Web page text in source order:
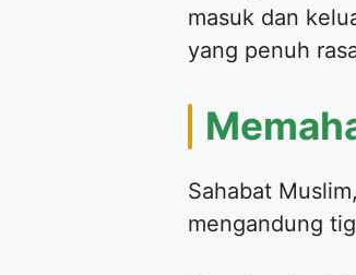
masuk dan
yang penuh
Sahabat
mengandung